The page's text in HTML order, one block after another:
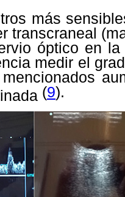
más
transcraneal
óptico en
medir el
mencionados
(9).